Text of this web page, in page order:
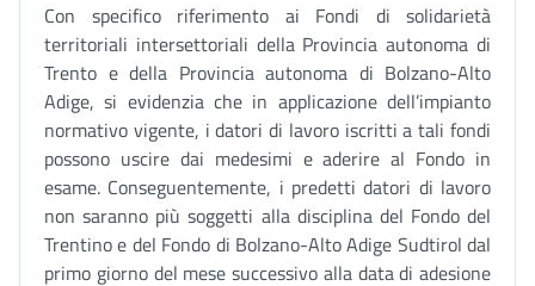
Con specifico riferimento ai Fondi di solidarietà
territoriali intersettoriali della Provincia autonoma di
Trento e della Provincia autonoma di Bolzano-Alto
Adige, si evidenzia che in applicazione dell’impianto
normativo vigente, i datori di lavoro iscritti a tali fondi
possono uscire dai medesimi e aderire al Fondo in
esame. Conseguentemente, i predetti datori di lavoro
non saranno più soggetti alla disciplina del Fondo del
Trentino e del Fondo di Bolzano-Alto Adige Sudtirol dal
primo giorno del mese successivo alla data di adesione